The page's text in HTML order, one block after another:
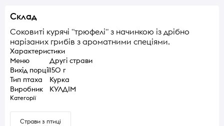
Склад
Соковиті курячі "трюфелі" з начинкою із дрібно
нарізаних грибів з ароматними спеціями.
Характеристики
Меню
Другі страви
Вихід порції150 г
Тип птаха
Курка
Виробник
КУЛДІМ
Категорії
Страви з птиці